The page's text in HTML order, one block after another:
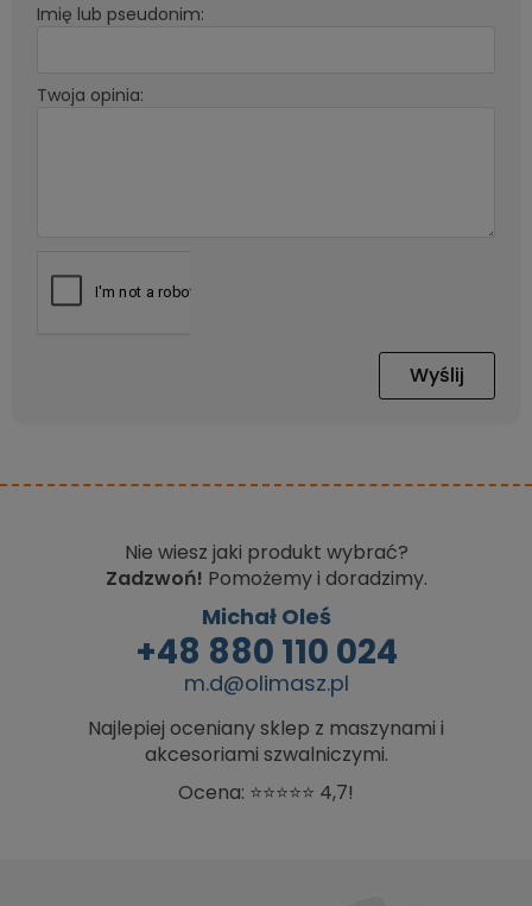
Imię lub pseudonim:
Twoja opinia:
Wyślij
Nie wiesz jaki produkt wybrać?
Zadzwoń! Pomożemy i doradzimy.
Michał Oleś
+48 880 110 024
m.d@olimasz.pl
Najlepiej oceniany sklep z maszynami i
akcesoriami szwalniczymi.
Ocena: ⭐⭐⭐⭐⭐ 4,7!